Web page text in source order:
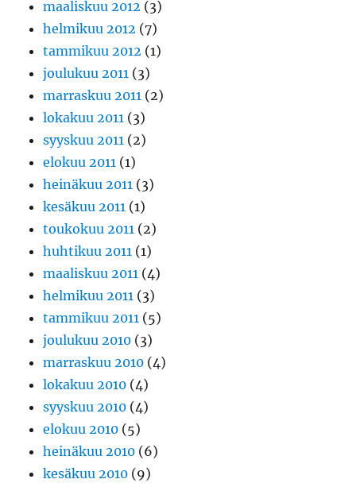
maaliskuu 2012 (3)
helmikuu 2012 (7)
tammikuu 2012 (1)
joulukuu 2011 (3)
marraskuu 2011 (2)
lokakuu 2011 (3)
syyskuu 2011 (2)
elokuu 2011 (1)
heinäkuu 2011 (3)
kesäkuu 2011 (1)
toukokuu 2011 (2)
huhtikuu 2011 (1)
maaliskuu 2011 (4)
helmikuu 2011 (3)
tammikuu 2011 (5)
joulukuu 2010 (3)
marraskuu 2010 (4)
lokakuu 2010 (4)
syyskuu 2010 (4)
elokuu 2010 (5)
heinäkuu 2010 (6)
kesäkuu 2010 (9)